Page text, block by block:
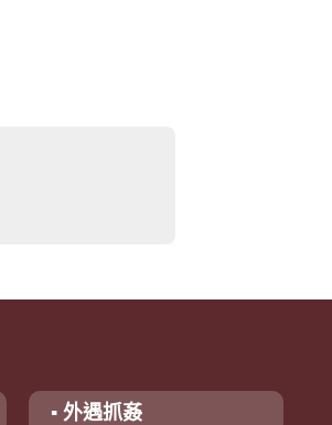
▪ 外遇抓姦